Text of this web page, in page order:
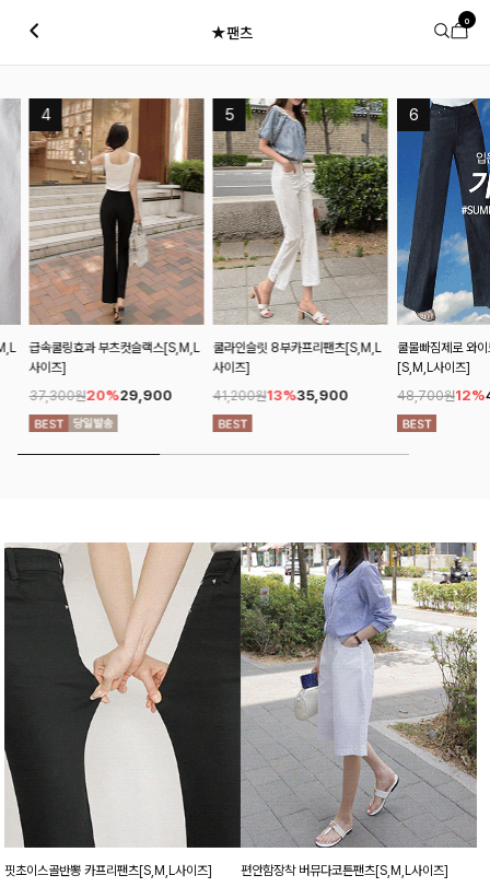
★팬츠
0
급속쿨링효과 부츠컷슬랙스[S,M,L
사이즈]
37,300원20%29,900
쿨라인슬릿 8부카프리팬츠[S,M,L
사이즈]
41,200원13%35,900
쿨물빠짐제로 와이
[S,M,L사이즈]
48,700원12%
핏초이스골반뽕 카프리팬츠[S,M,L사이즈] 편안함장착 버뮤다코튼팬츠[S,M,L사이즈]